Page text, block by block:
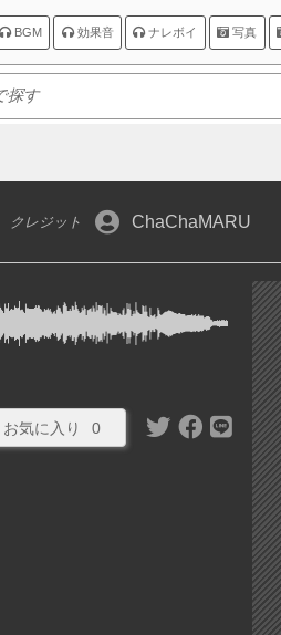
BGM 効果音 ナレボイ 写真
クレジット ChaChaMARU
お気に入り 0